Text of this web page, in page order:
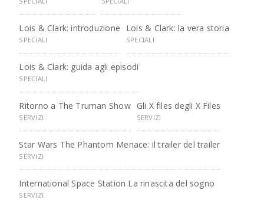
Lois & Clark: introduzione
SPECIALI
Lois & Clark: la vera storia
SPECIALI
Lois & Clark: guida agli episodi
SPECIALI
Ritorno a The Truman Show
SERVIZI
Gli X files degli X Files
SERVIZI
Star Wars The Phantom Menace: il trailer del trailer
SERVIZI
International Space Station La rinascita del sogno
SERVIZI